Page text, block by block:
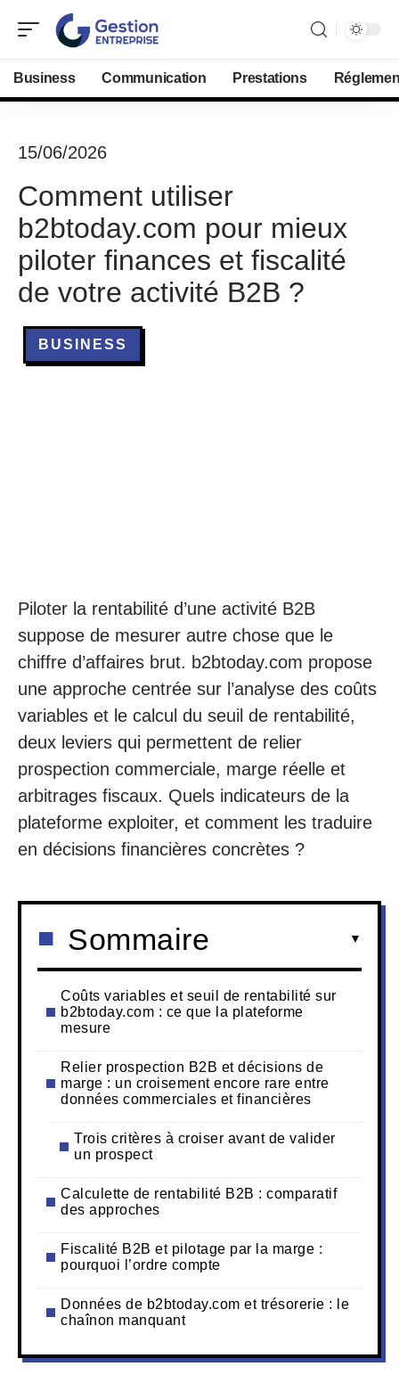
Business Communication Prestations
15/06/2026
Comment utiliser
b2btoday.com pour mieux
piloter finances et fiscalité
de votre activité B2B ?
BUSINESS
Piloter la rentabilité d’une activité B2B
suppose de mesurer autre chose que le
chiffre d’affaires brut. b2btoday.com propose
une approche centrée sur l’analyse des coûts
variables et le calcul du seuil de rentabilité,
deux leviers qui permettent de relier
prospection commerciale, marge réelle et
arbitrages fiscaux. Quels indicateurs de la
plateforme exploiter, et comment les traduire
en décisions financières concrètes ?
Sommaire
Coûts variables et seuil de rentabilité sur
b2btoday.com : ce que la plateforme
mesure
Relier prospection B2B et décisions de
marge : un croisement encore rare entre
données commerciales et financières
Trois critères à croiser avant de valider
un prospect
Calculette de rentabilité B2B : comparatif
des approches
Fiscalité B2B et pilotage par la marge :
pourquoi l’ordre compte
Données de b2btoday.com et trésorerie : le
chaînon manquant